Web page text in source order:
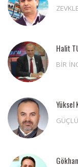
Halit
BİR
Yüksel